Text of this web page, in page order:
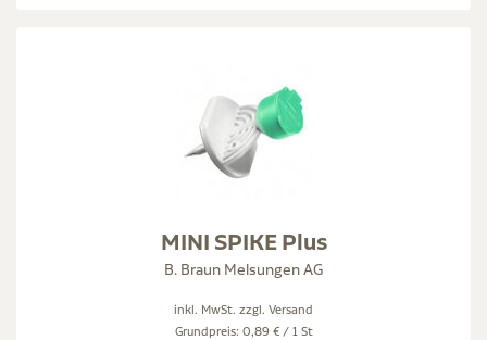
MINI SPIKE Plus
B. Braun Melsungen AG
inkl. MwSt. zzgl. Versand
Grundpreis: 0,89 € / 1 St